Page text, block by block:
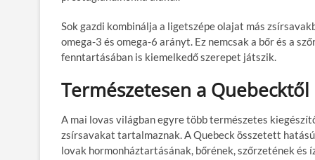
Sok gazdi kombinálja a ligetszépe olajat más
omega-3 és omega-6 arányt. Ez nemcsak a bőr és a
fenntartásában is kiemelkedő szerepet játszik.
Természetesen a Quebecktől
A mai lovas világban egyre több természetes
zsírsavakat tartalmaznak. A Quebeck összetett
lovak hormonháztartásának, bőrének, szőrzetének és